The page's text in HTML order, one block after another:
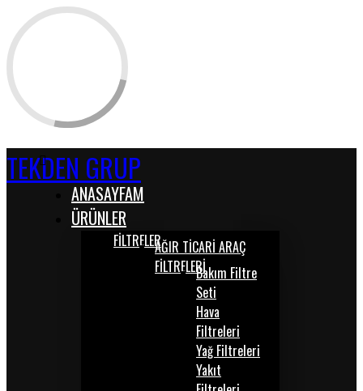
TEKDEN GRUP
ANASAYFAM
ÜRÜNLER
FİLTRELERAĞIR TİCARİ ARAÇ
FİLTRELERİBakım Filtre
Seti
Hava
Filtreleri
Yağ Filtreleri
Yakıt